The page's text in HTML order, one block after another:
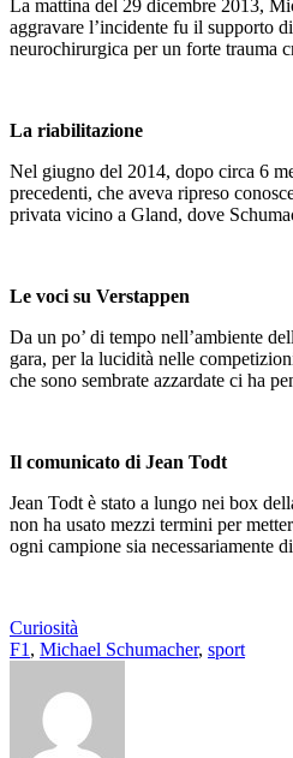
La mattina del 29 dicembre 2013,
aggravare l’incidente fu il supporto
neurochirurgica per un forte trauma
La riabilitazione
Nel giugno del 2014, dopo circa 6
precedenti, che aveva ripreso
privata vicino a Gland, dove
Le voci su Verstappen
Da un po’ di tempo nell’ambiente
gara, per la lucidità nelle
che sono sembrate azzardate ci ha
Il comunicato di Jean Todt
Jean Todt è stato a lungo nei box
non ha usato mezzi termini per
ogni campione sia necessariamente
Curiosità
F1 , Michael Schumacher, sport